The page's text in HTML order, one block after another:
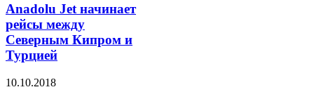
Anadolu Jet начинает
рейсы между
Северным Кипром и
Турцией
10.10.2018